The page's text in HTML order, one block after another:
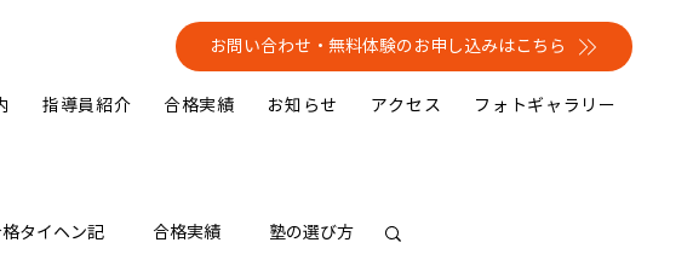
お問い合わせ・無料体験のお申し込みはこちら
指導員紹介 合格実績 お知らせ アクセス フォトギャラリー
タイヘン記 合格実績 塾の選び方